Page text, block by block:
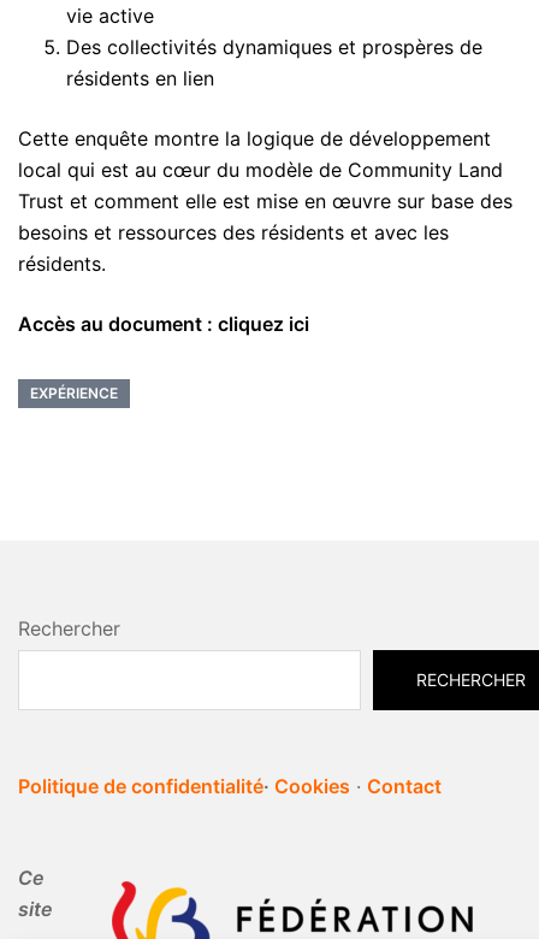
vie active
Des collectivités dynamiques et prospères de
résidents en lien
Cette enquête montre la logique de développement
local qui est au cœur du modèle de Community Land
Trust et comment elle est mise en œuvre sur base des
besoins et ressources des résidents et avec les
résidents.
Accès au document : cliquez ici
EXPÉRIENCE
Rechercher
RECHERCHER
Politique de confidentialité· Cookies · Contact
Ce
site